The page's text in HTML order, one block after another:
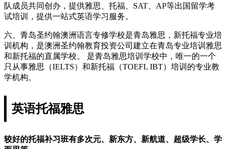
队成员共同创办，提供雅思、托福、SAT、AP等出国留学考
试培训，提供一站式英语学习服务。
六、青岛圣约翰澳洲语言专修学校是青岛雅思，新托福专业培
训机构，是澳洲圣约翰教育投资公司建立在青岛专业培训雅思
和新托福的直属学校。 是青岛雅思培训学校中，唯一的一个
只从事雅思（IELTS）和新托福（TOEFL IBT）培训的专业教
学机构。
英语托福雅思
较好的托福补习班有多次元、新东方、新航道、超级学长、学